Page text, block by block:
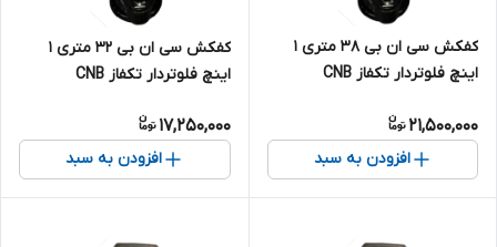
کفکش سی ان بی ۳۸ متری ۱
اینچ فلوتردار تکفاز CNB
یک اینچ تک فاز
21,500,000
افزودن به سبد
کفکش سی ان بی ۳۲ متری ۱
اینچ فلوتردار تکفاز CNB
کش یک اینچ تک فاز
17,250,000
افزودن به سبد